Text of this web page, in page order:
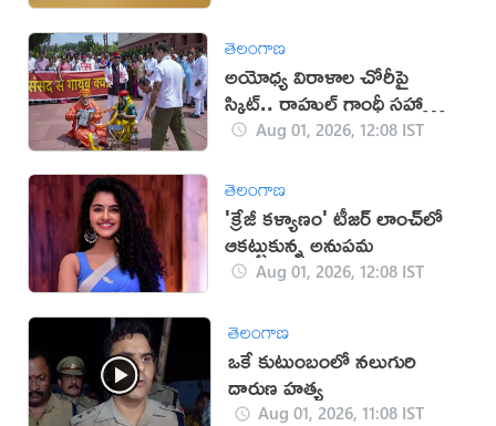
తెలంగాణ
అయోధ్య విరాళాల చోరీపై
స్కిట్.. రాహుల్ గాంధీ సహా
పలువురిపై కేసు నమోదు
Aug 01, 2026, 12:08 IST
తెలంగాణ
'క్రేజీ కళ్యాణం' టీజర్ లాంచ్‌లో
ఆకట్టుకున్న అనుపమ
Aug 01, 2026, 12:08 IST
తెలంగాణ
ఒకే కుటుంబంలో నలుగురి
దారుణ హత్య
Aug 01, 2026, 11:08 IST